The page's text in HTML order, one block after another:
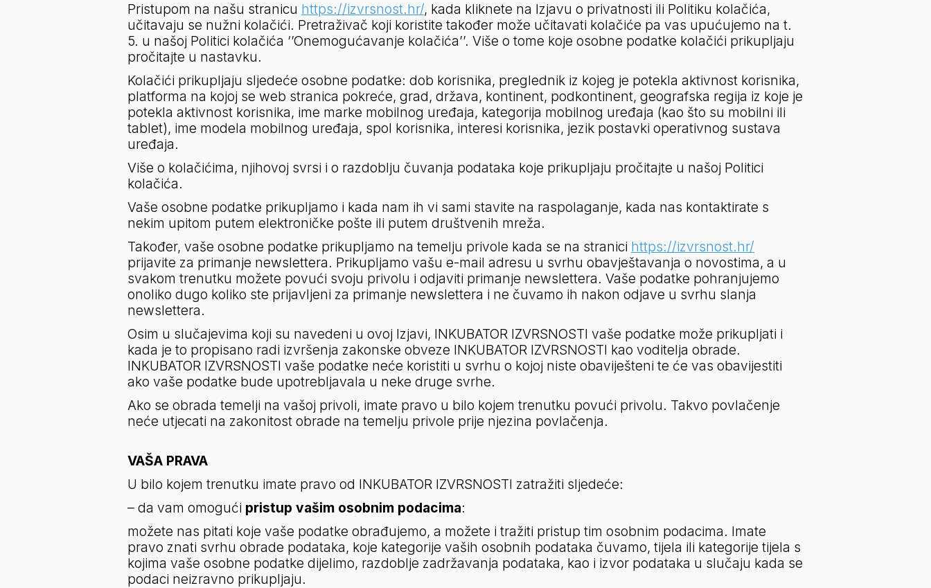
Pristupom na našu stranicu https://izvrsnost.hr/, kada kliknete na Izjavu o privatnosti ili Politiku kolačića,
učitavaju se nužni kolačići. Pretraživač koji koristite također može učitavati kolačiće pa vas upućujemo na t.
5. u našoj Politici kolačića ‘’Onemogućavanje kolačića’’. Više o tome koje osobne podatke kolačići prikupljaju
pročitajte u nastavku.
Kolačići prikupljaju sljedeće osobne podatke: dob korisnika, preglednik iz kojeg je potekla aktivnost korisnika,
platforma na kojoj se web stranica pokreće, grad, država, kontinent, podkontinent, geografska regija iz koje je
potekla aktivnost korisnika, ime marke mobilnog uređaja, kategorija mobilnog uređaja (kao što su mobilni ili
tablet), ime modela mobilnog uređaja, spol korisnika, interesi korisnika, jezik postavki operativnog sustava
uređaja.
Više o kolačićima, njihovoj svrsi i o razdoblju čuvanja podataka koje prikupljaju pročitajte u našoj Politici
kolačića.
Vaše osobne podatke prikupljamo i kada nam ih vi sami stavite na raspolaganje, kada nas kontaktirate s
nekim upitom putem elektroničke pošte ili putem društvenih mreža.
Također, vaše osobne podatke prikupljamo na temelju privole kada se na stranici https://izvrsnost.hr/
prijavite za primanje newslettera. Prikupljamo vašu e-mail adresu u svrhu obavještavanja o novostima, a u
svakom trenutku možete povući svoju privolu i odjaviti primanje newslettera. Vaše podatke pohranjujemo
onoliko dugo koliko ste prijavljeni za primanje newslettera i ne čuvamo ih nakon odjave u svrhu slanja
newslettera.
Osim u slučajevima koji su navedeni u ovoj Izjavi, INKUBATOR IZVRSNOSTI vaše podatke može prikupljati i
kada je to propisano radi izvršenja zakonske obveze INKUBATOR IZVRSNOSTI kao voditelja obrade.
INKUBATOR IZVRSNOSTI vaše podatke neće koristiti u svrhu o kojoj niste obaviješteni te će vas obavijestiti
ako vaše podatke bude upotrebljavala u neke druge svrhe.
Ako se obrada temelji na vašoj privoli, imate pravo u bilo kojem trenutku povući privolu. Takvo povlačenje
neće utjecati na zakonitost obrade na temelju privole prije njezina povlačenja.
VAŠA PRAVA
U bilo kojem trenutku imate pravo od INKUBATOR IZVRSNOSTI zatražiti sljedeće:
– da vam omogući pristup vašim osobnim podacima:
možete nas pitati koje vaše podatke obrađujemo, a možete i tražiti pristup tim osobnim podacima. Imate
pravo znati svrhu obrade podataka, koje kategorije vaših osobnih podataka čuvamo, tijela ili kategorije tijela s
kojima vaše osobne podatke dijelimo, razdoblje zadržavanja podataka, kao i izvor podataka u slučaju kada se
podaci neizravno prikupljaju.